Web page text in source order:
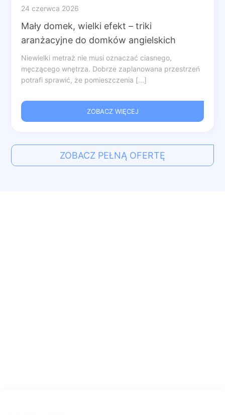
24 czerwca 2026
Mały domek, wielki efekt – triki
aranżacyjne do domków angielskich
Niewielki metraż nie musi oznaczać ciasnego,
męczącego wnętrza. Dobrze zaplanowana przestrzeń
potrafi sprawić, że pomieszczenia [...]
ZOBACZ WIĘCEJ
ZOBACZ PEŁNĄ OFERTĘ